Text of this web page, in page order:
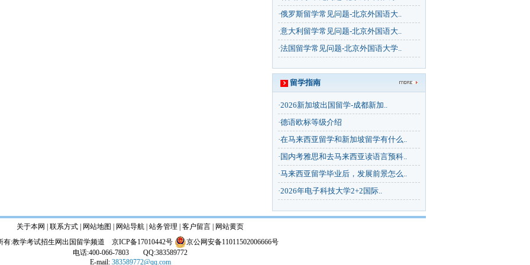
·俄罗斯留学常见问题-北京外国语大..
·意大利留学常见问题-北京外国语大..
·法国留学常见问题-北京外国语大学..
留学指南
·2026新加坡出国留学-成都新加..
·德语欧标等级介绍
·在马来西亚留学和新加坡留学有什么..
· 国内考雅思和去马来西亚读语言预科..
·马来西亚留学毕业后，发展前景怎么..
·2026年电子科技大学2+2国际..
关于本网 | 联系方式 | 网站地图 | 网站导航 站务管理 | 客户留言 | 网站黄页
有:教学考试招生网出国留学频道 京ICP备17010442号
京公网安备11011502006666号
电话:400-066-7803 QQ:383589772
E-mail: 383589772@qq.com